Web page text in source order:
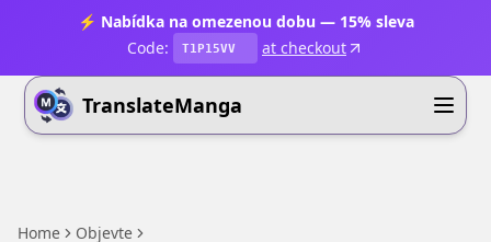
⚡ Nabídka na omezenou dobu — 15% sleva
Code:
T1P15VV at checkout
TranslateManga
Home
Objevte